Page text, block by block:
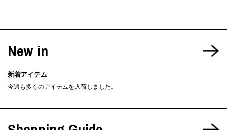
New in
新着アイテム
今週も多くのアイテムを入荷しました。